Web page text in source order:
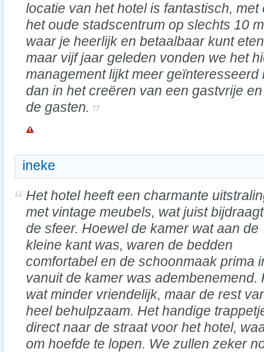
locatie van het hotel is fantastisch,
het oude stadscentrum op slechts 10
waar je heerlijk en betaalbaar kunt
maar vijf jaar geleden vonden we het
management lijkt meer
dan in het creëren van een gastvrije
de gasten.
ineke
Het hotel heeft een charmante
met vintage meubels, wat juist
de sfeer. Hoewel de kamer wat aan de
kleine kant was, waren de bedden
comfortabel en de schoonmaak prima
vanuit de kamer was adembenemend.
wat minder vriendelijk, maar de rest
heel behulpzaam. Het handige
direct naar de straat voor het hotel,
om hoefde te lopen. We zullen zeker